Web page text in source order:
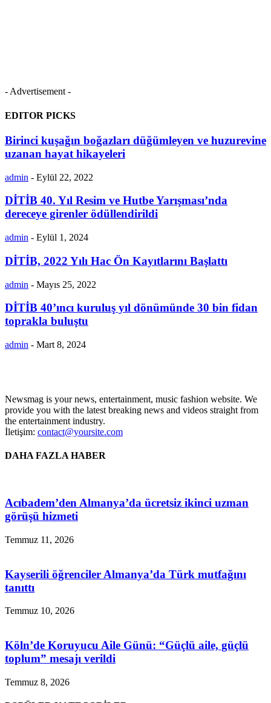
- Advertisement -
EDITOR PICKS
Birinci kuşağın boğazları düğümleyen ve huzurevine
uzanan hayat hikayeleri
admin - Eylül 22, 2022
DİTİB 40. Yıl Resim ve Hutbe Yarışması’nda
dereceye girenler ödüllendirildi
admin - Eylül 1, 2024
DİTİB, 2022 Yılı Hac Ön Kayıtlarını Başlattı
admin - Mayıs 25, 2022
DİTİB 40’ıncı kuruluş yıl dönümünde 30 bin fidan
toprakla buluştu
admin - Mart 8, 2024
Newsmag is your news, entertainment, music fashion website. We
provide you with the latest breaking news and videos straight from
the entertainment industry.
İletişim: contact@yoursite.com
DAHA FAZLA HABER
Acıbadem’den Almanya’da ücretsiz ikinci uzman
görüşü hizmeti
Temmuz 11, 2026
Kayserili öğrenciler Almanya’da Türk mutfağını
tanıttı
Temmuz 10, 2026
Köln’de Koruyucu Aile Günü: “Güçlü aile, güçlü
toplum” mesajı verildi
Temmuz 8, 2026